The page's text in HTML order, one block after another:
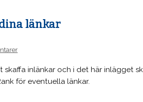
länkar
inlänkar och i det här inlägget
för eventuella länkar.